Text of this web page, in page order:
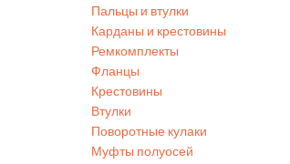
Пальцы и втулки
Карданы и крестовины
Ремкомплекты
Фланцы
Крестовины
Втулки
Поворотные кулаки
Муфты полуосей